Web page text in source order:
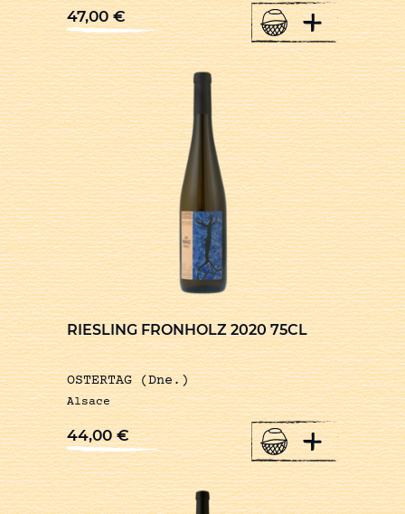
47,00€ +
RIESLING FRONHOLZ 2020 75CL
OSTERTAG (Dne.)
Alsace
44,00€ +